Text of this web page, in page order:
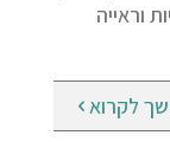
וראייה
לקרוא